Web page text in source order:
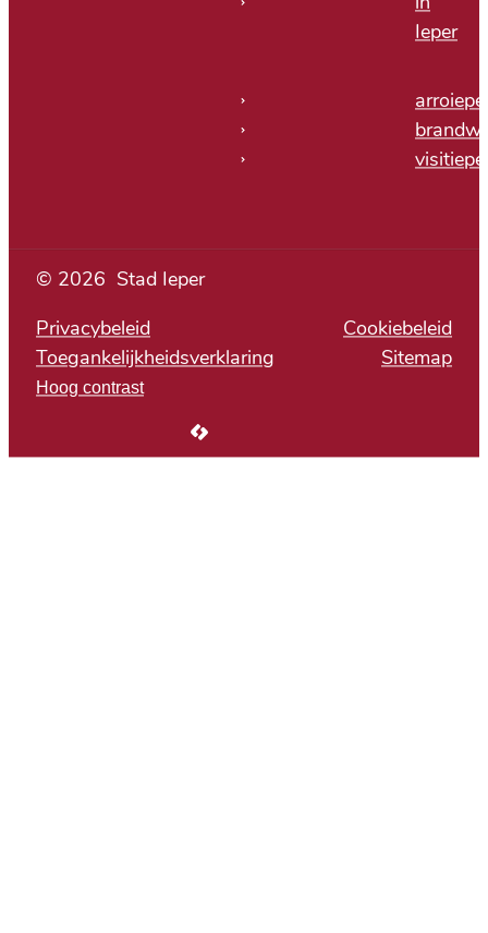
Ieper
© 2026 Stad Ieper
Privacybeleid
Cookiebeleid
Toegankelijkheidsverklaring
Sitemap
Hoog contrast